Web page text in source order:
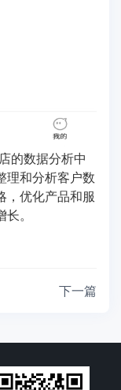
的数据分析中
理和分析客户数
，优化产品和服
。
下一篇